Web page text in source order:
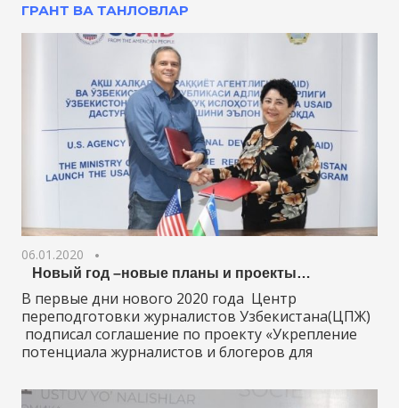
ГРАНТ ВА ТАНЛОВЛАР
06.01.2020
Новый год –новые планы и проекты…
В первые дни нового 2020 года Центр
переподготовки журналистов Узбекистана(ЦПЖ)
подписал соглашение по проекту «Укрепление
потенциала журналистов и блогеров для